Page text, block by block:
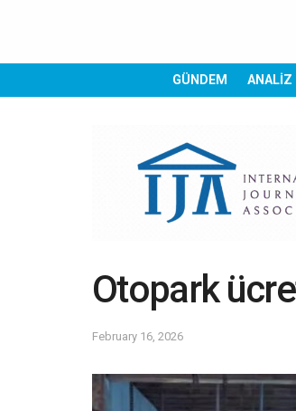
GÜNDEM ANALİZ
Otopark
February 16, 2026